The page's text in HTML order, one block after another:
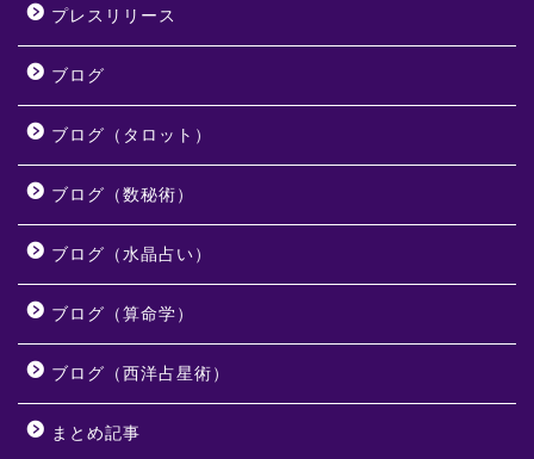
プレスリリース
ブログ
ブログ（タロット）
ブログ（数秘術）
ブログ（水晶占い）
ブログ（算命学）
ブログ（西洋占星術）
まとめ記事